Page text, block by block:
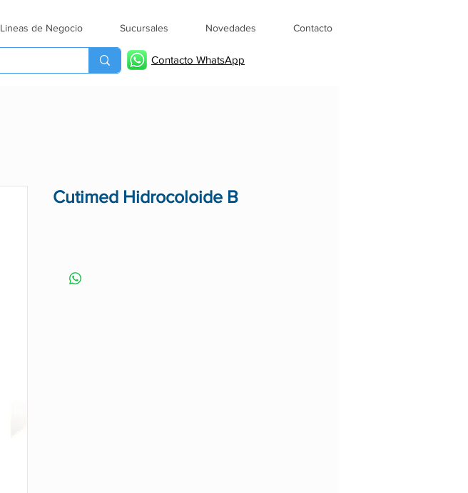
Lineas de Negocio Sucursales Novedades Contacto
Contacto WhatsApp
Cutimed Hidrocoloide B